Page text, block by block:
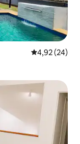
Évaluation
4,92 (24)